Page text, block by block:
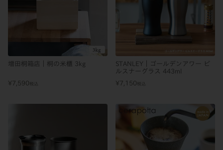
増田桐箱店｜桐の米櫃 3kg
¥ 7,590 税込
STANLEY｜ゴールデンアワー ピ
ルスナーグラス 443ml
¥ 7,150 税込